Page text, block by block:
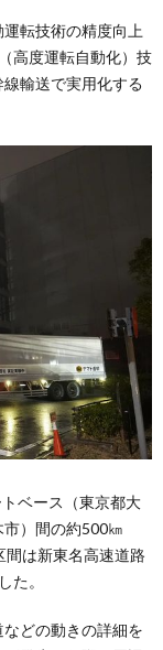
転技術の精度向上
高度運転自動化）技
輸送で実用化する
ベース（東京都大
）間の約500㎞
は新東名高速道路
た。
どの動きの詳細を